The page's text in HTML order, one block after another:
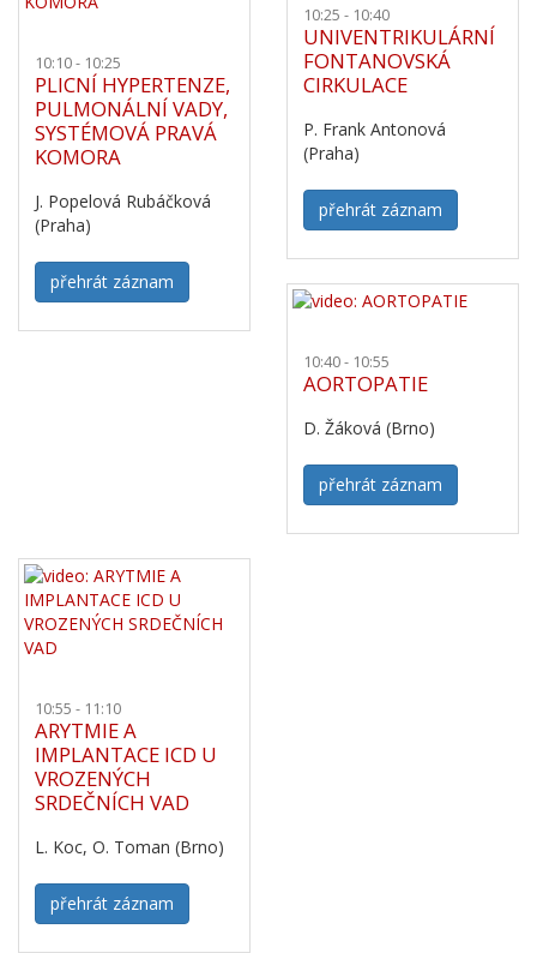
10:10 - 10:25
PLICNÍ HYPERTENZE,
PULMONÁLNÍ VADY,
SYSTÉMOVÁ PRAVÁ
KOMORA
J. Popelová Rubáčková
(Praha)
přehrát záznam
10:25 - 10:40
UNIVENTRIKULÁRNÍ
FONTANOVSKÁ
CIRKULACE
P. Frank Antonová
(Praha)
přehrát záznam
10:40 - 10:55
AORTOPATIE
D. Žáková (Brno)
přehrát záznam
10:55 - 11:10
ARYTMIE A
IMPLANTACE ICD U
VROZENÝCH
SRDEČNÍCH VAD
L. Koc, O. Toman (Brno)
přehrát záznam